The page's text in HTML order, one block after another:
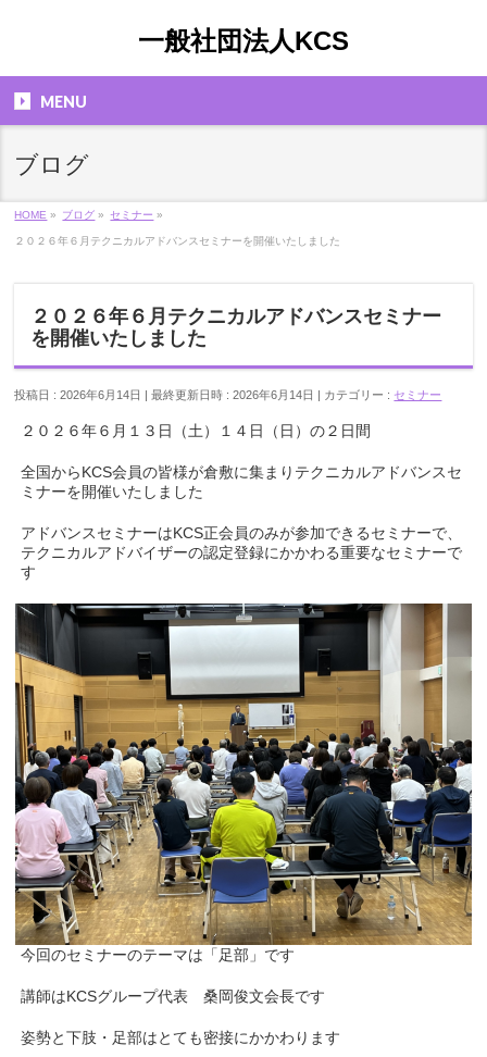
一般社団法人KCS
MENU
ブログ
HOME » ブログ » セミナー »
２０２６年６月テクニカルアドバンスセミナーを開催いたしました
２０２６年６月テクニカルアドバンスセミナー
を開催いたしました
投稿日 : 2026年6月14日 最終更新日時 : 2026年6月14日 カテゴリー : セミナー
２０２６年６月１３日（土）１４日（日）の２日間
全国からKCS会員の皆様が倉敷に集まりテクニカルアドバンスセ
ミナーを開催いたしました
アドバンスセミナーはKCS正会員のみが参加できるセミナーで、
テクニカルアドバイザーの認定登録にかかわる重要なセミナーで
す
今回のセミナーのテーマは「足部」です
講師はKCSグループ代表 桑岡俊文会長です
姿勢と下肢・足部はとても密接にかかわります